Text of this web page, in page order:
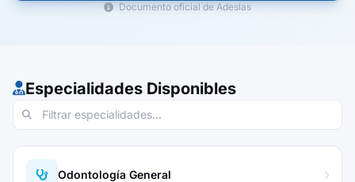
Documento oficial de Adeslas
Especialidades Disponibles
Odontología General